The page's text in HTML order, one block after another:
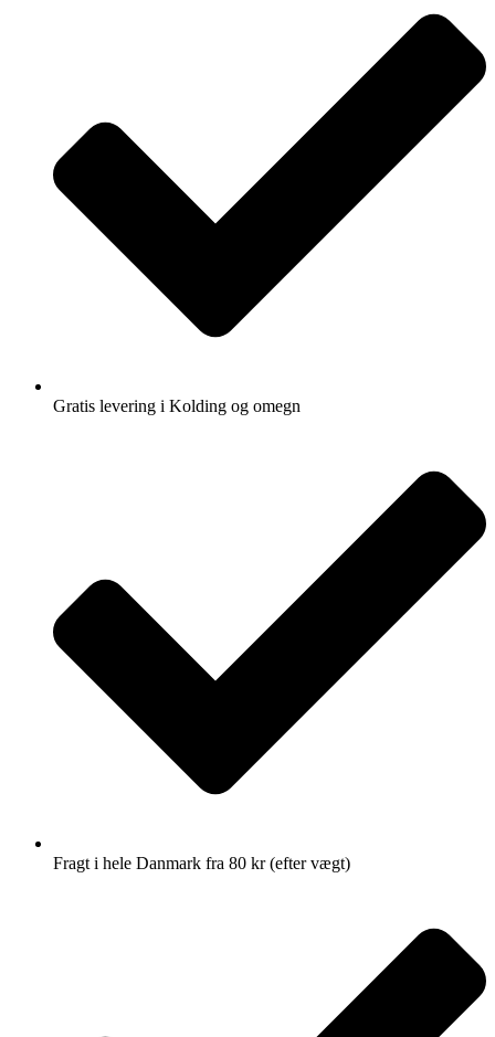
Gratis levering i Kolding og omegn
Fragt i hele Danmark fra 80 kr (efter vægt)